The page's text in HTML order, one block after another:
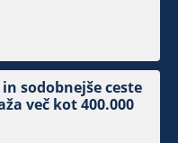
sodobnejše ceste
več kot 400.000